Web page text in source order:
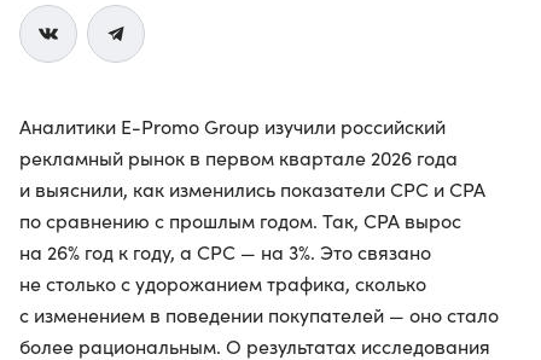
Аналитики E-Promo Group изучили российский
рекламный рынок в первом квартале 2026 года
и выяснили, как изменились показатели CPC и CPA
по сравнению с прошлым годом. Так, CPA вырос
на 26% год к году, а CPC — на 3%. Это связано
не столько с удорожанием трафика, сколько
с изменением в поведении покупателей — оно стало
более рациональным. О результатах исследования